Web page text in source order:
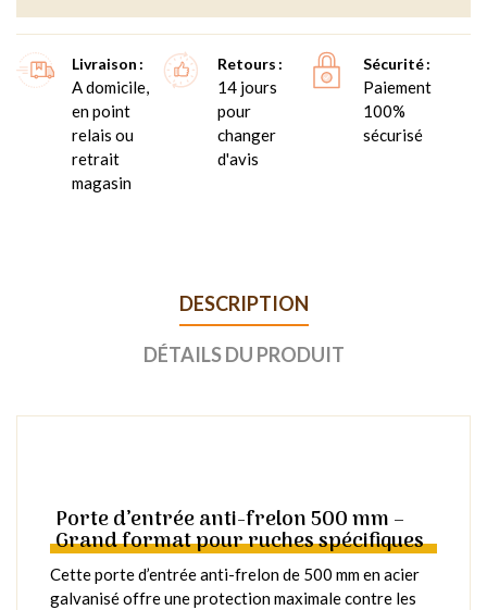
Livraison
A domicile,
en point
relais ou
retrait
magasin
Retours
14 jours
pour
changer
d'avis
Sécurité
Paiement
100%
sécurisé
DESCRIPTION
DÉTAILS DU PRODUIT
Porte d’entrée anti-frelon 500 mm –
Grand format pour ruches spécifiques
Cette porte d’entrée anti-frelon de 500 mm en acier
galvanisé offre une protection maximale contre les